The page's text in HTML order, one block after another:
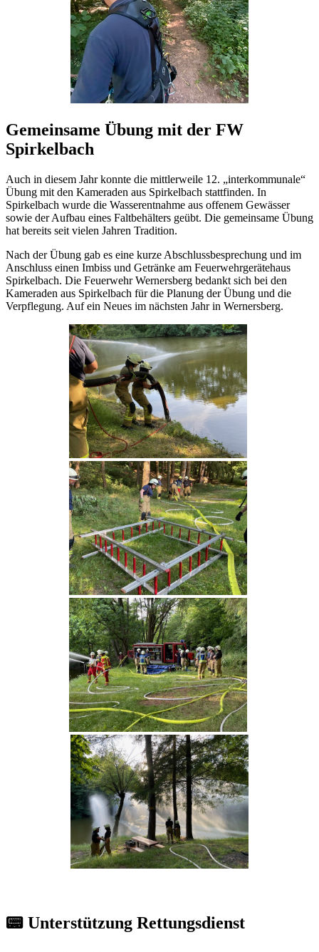
Gemeinsame Übung mit der FW
Spirkelbach
Auch in diesem Jahr konnte die mittlerweile 12. „interkommunale“
Übung mit den Kameraden aus Spirkelbach stattfinden. In
Spirkelbach wurde die Wasserentnahme aus offenem Gewässer
sowie der Aufbau eines Faltbehälters geübt. Die gemeinsame Übung
hat bereits seit vielen Jahren Tradition.
Nach der Übung gab es eine kurze Abschlussbesprechung und im
Anschluss einen Imbiss und Getränke am Feuerwehrgerätehaus
Spirkelbach. Die Feuerwehr Wernersberg bedankt sich bei den
Kameraden aus Spirkelbach für die Planung der Übung und die
Verpflegung. Auf ein Neues im nächsten Jahr in Wernersberg.
📟 Unterstützung Rettungsdienst